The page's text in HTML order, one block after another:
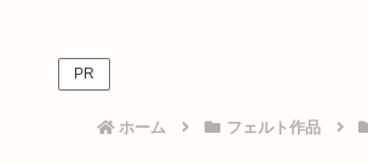
PR
ホーム フェルト作品